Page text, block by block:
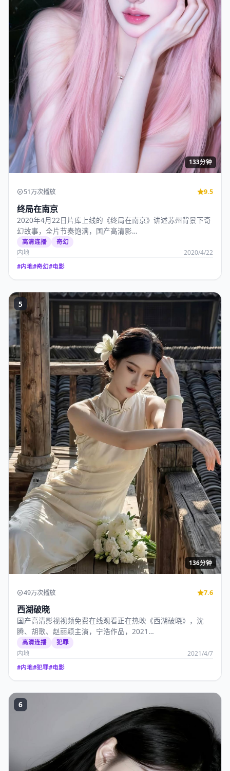
133分钟
51万次播放 9.5
终局在南京
2020年4月22日片库上线的《终局在南京》讲述苏州背景下奇
幻故事，全片节奏饱满，国产高清影…
高清连播 奇幻
内地 2020/4/22
#内地#奇幻#电影
5
136分钟
49万次播放 7.6
西湖破晓
国产高清影视视频免费在线观看正在热映《西湖破晓》，沈
腾、胡歌、赵丽颖主演，宁浩作品，2021…
高清连播 犯罪
内地 2021/4/7
#内地#犯罪#电影
6